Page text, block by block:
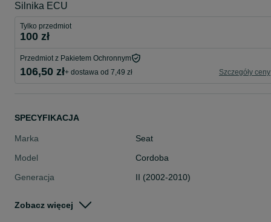
Silnika ECU
Tylko przedmiot
100 zł
Przedmiot z Pakietem Ochronnym
106,50 zł+ dostawa od 7,49 zł Szczegóły ceny
SPECYFIKACJA
Marka
Seat
Model
Cordoba
Generacja
II (2002-2010)
Zobacz więcej